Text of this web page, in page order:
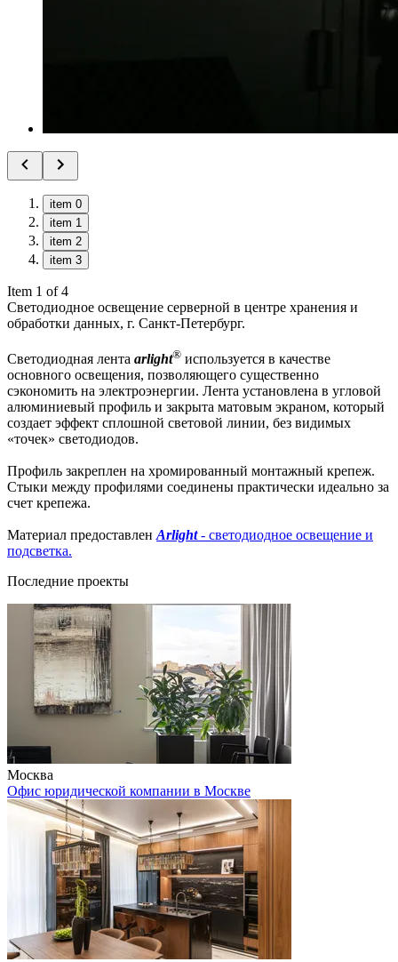
item 0
item 1
item 2
item 3
Item 1 of 4
Светодиодное освещение серверной в центре хранения и
обработки данных, г. Санкт-Петербург.
Светодиодная лента arlight® используется в качестве
основного освещения, позволяющего существенно
сэкономить на электроэнергии. Лента установлена в угловой
алюминиевый профиль и закрыта матовым экраном, который
создает эффект сплошной световой линии, без видимых
«точек» светодиодов.
Профиль закреплен на хромированный монтажный крепеж.
Стыки между профилями соединены практически идеально за
счет крепежа.
Материал предоставлен Arlight- светодиодное освещение и
подсветка.
Последние проекты
Москва
Офис юридической компании в Москве